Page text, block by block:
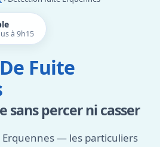
à 9h15
Fuite
sans percer ni casser
— les particuliers